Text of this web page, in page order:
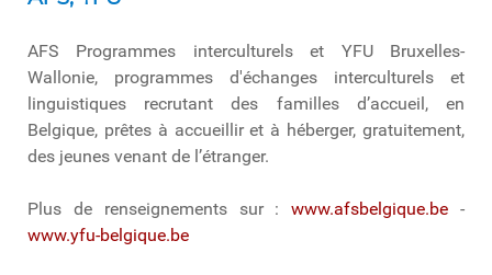
AFS Programmes interculturels et YFU Bruxelles-
Wallonie, programmes d'échanges interculturels et
linguistiques recrutant des familles d’accueil, en
Belgique, prêtes à accueillir et à héberger, gratuitement,
des jeunes venant de l’étranger.
Plus de renseignements sur :www.afsbelgique.be -
www.yfu-belgique.be